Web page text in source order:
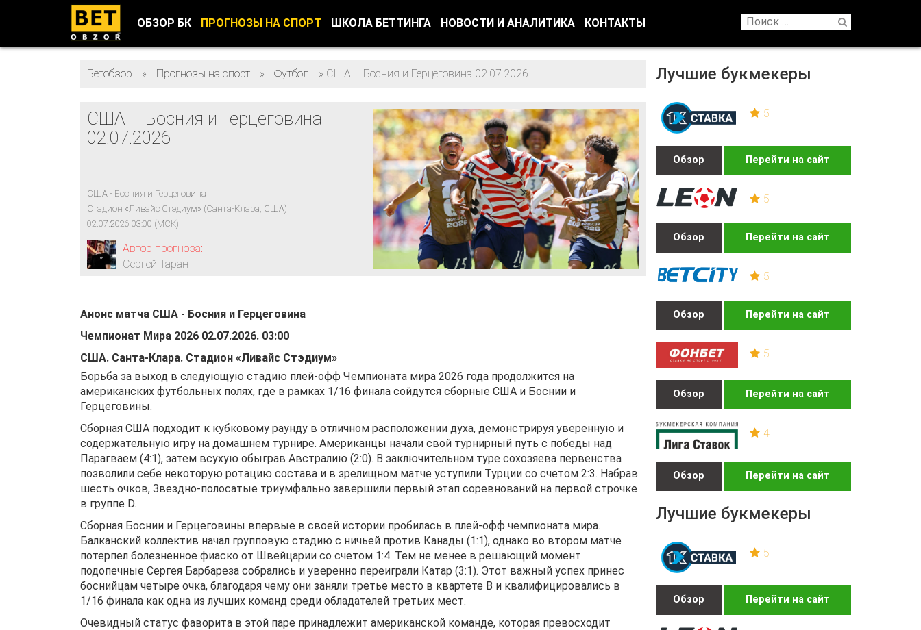
ОБЗОР БК ПРОГНОЗЫ НА СПОРТ ШКОЛА БЕТТИНГА НОВОСТИ И АНАЛИТИКА КОНТАКТЫ
Лучшие букмекеры
5
Обзор Перейти на сайт
5
Обзор Перейти на сайт
5
Обзор Перейти на сайт
5
Обзор Перейти на сайт
4
Обзор Перейти на сайт
Лучшие букмекеры
5
Обзор Перейти на сайт
Бетобзор » Прогнозы на спорт » Футбол » США – Босния и Герцеговина 02.07.2026
США – Босния и Герцеговина
02.07.2026
США - Босния и Герцеговина
Стадион «Ливайс Стэдиум» (Санта-Клара, США)
02.07.2026 03:00 (МСК)
Автор прогноза:
Сергей Таран
Борьба за выход в следующую стадию плей-офф Чемпионата мира 2026 года продолжится на
американских футбольных полях, где в рамках 1/16 финала сойдутся сборные США и Боснии и
Герцеговины.
Сборная США подходит к кубковому раунду в отличном расположении духа, демонстрируя уверенную и
содержательную игру на домашнем турнире. Американцы начали свой турнирный путь с победы над
Парагваем (4:1), затем всухую обыграв Австралию (2:0). В заключительном туре сохозяева первенства
позволили себе некоторую ротацию состава и в зрелищном матче уступили Турции со счетом 2:3. Набрав
шесть очков, Звездно-полосатые триумфально завершили первый этап соревнований на первой строчке
в группе D.
Сборная Боснии и Герцеговины впервые в своей истории пробилась в плей-офф чемпионата мира.
Балканский коллектив начал групповую стадию с ничьей против Канады (1:1), однако во втором матче
потерпел болезненное фиаско от Швейцарии со счетом 1:4. Тем не менее в решающий момент
подопечные Сергея Барбареза собрались и уверенно переиграли Катар (3:1). Этот важный успех принес
боснийцам четыре очка, благодаря чему они заняли третье место в квартете B и квалифицировались в
1/16 финала как одна из лучших команд среди обладателей третьих мест.
Очевидный статус фаворита в этой паре принадлежит американской команде, которая превосходит
Анонс матча США - Босния и Герцеговина
Чемпионат Мира 2026 02.07.2026. 03:00
США. Санта-Клара. Стадион «Ливайс Стэдиум»